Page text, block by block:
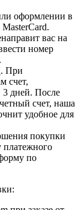
оформлении в
вас на
номер
При
счет,
3 дней. После
счет, наша
удобное для
покупки
платежного
по